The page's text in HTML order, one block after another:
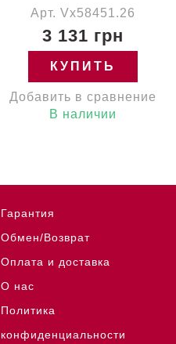
Арт. Vx58451.26
3 131 грн
КУПИТЬ
Добавить в сравнение
В наличии
Гарантия
Обмен/Возврат
Оплата и доставка
О нас
Политика
конфиденциальности